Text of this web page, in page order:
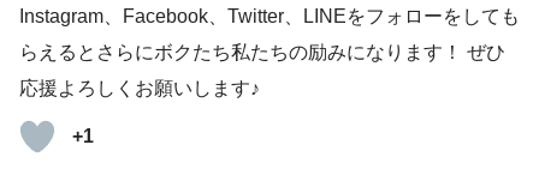
Instagram、Facebook、Twitter、LINEをフォローをしても
らえるとさらにボクたち私たちの励みになります！ ぜひ
応援よろしくお願いします♪
+1